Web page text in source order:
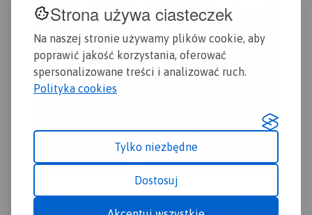
Strona używa ciasteczek
Na naszej stronie używamy plików cookie, aby
poprawić jakość korzystania, oferować
spersonalizowane treści i analizować ruch.
Polityka cookies
Tylko niezbędne
Dostosuj